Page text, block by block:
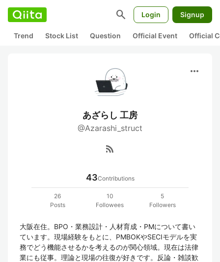
search Login Signup
Trend Stock List Question Official Event Official
more_horiz
あざらし 工房
@Azarashi_struct
rss_feed
43Contributions
26
Posts
10
Followees
5
Followers
大阪在住。BPO・業務設計・人材育成・PMについて書い
ています。現場経験をもとに、PMBOKやSECIモデルを実
務でどう機能させるかを考えるのが関心領域。現在は法律
業にも従事。理論と現場の往復が好きです。反論・雑談歓